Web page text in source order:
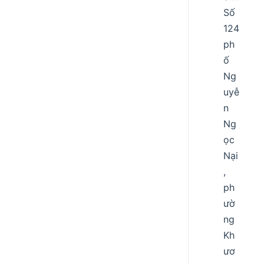
Số
124
ph
ố
Ng
uyễ
n
Ng
ọc
Nại
,
ph
ườ
ng
Kh
ươ